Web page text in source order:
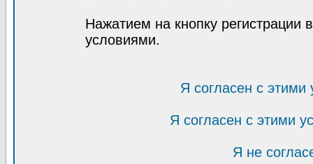
Нажатием на кнопку регистрации
условиями.
Я согласен с
Я согласен с этими
Я не